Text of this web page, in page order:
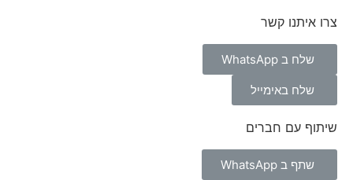
צרו איתנו קשר
שלח ב WhatsApp
שלח באימייל
שיתוף עם חברים
שתף ב WhatsApp